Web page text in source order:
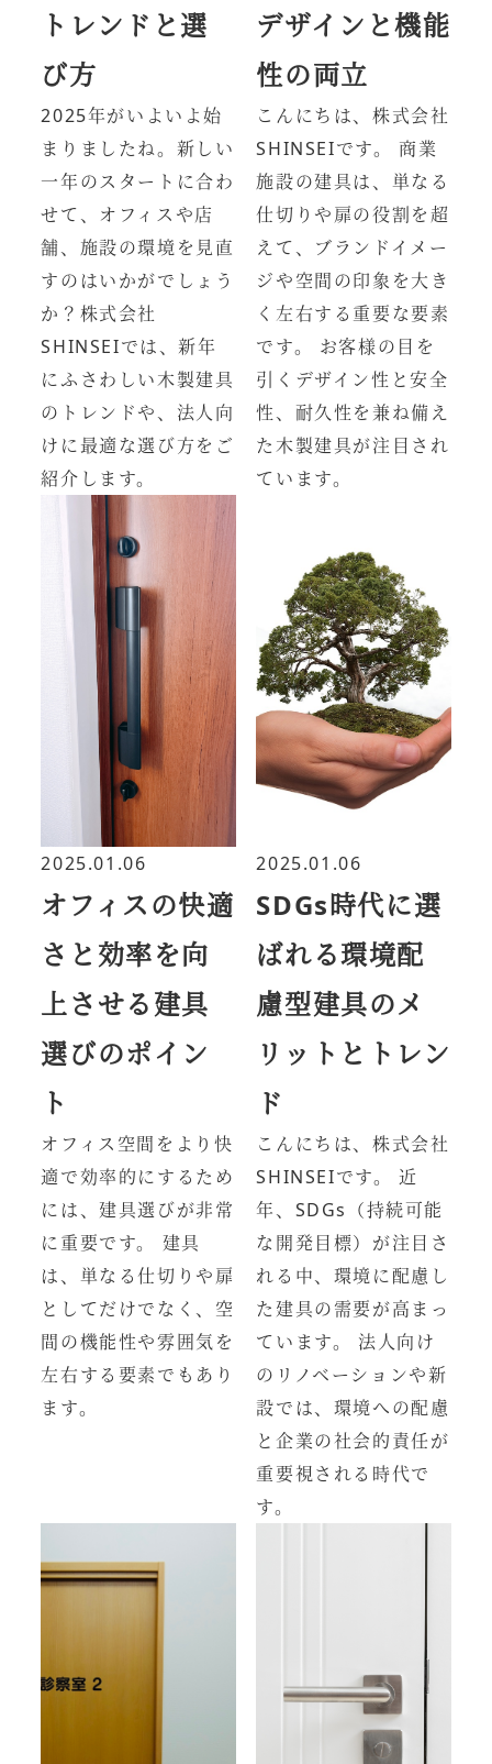
トレンドと選
び方
2025年がいよいよ始
まりましたね。新しい
一年のスタートに合わ
せて、オフィスや店
舗、施設の環境を見直
すのはいかがでしょう
か？株式会社
SHINSEIでは、新年
にふさわしい木製建具
のトレンドや、法人向
けに最適な選び方をご
紹介します。
デザインと機能
性の両立
こんにちは、株式会社
SHINSEIです。 商業
施設の建具は、単なる
仕切りや扉の役割を超
えて、ブランドイメー
ジや空間の印象を大き
く左右する重要な要素
です。 お客様の目を
引くデザイン性と安全
性、耐久性を兼ね備え
た木製建具が注目され
ています。
2025.01.06
オフィスの快適
さと効率を向
上させる建具
選びのポイン
ト
オフィス空間をより快
適で効率的にするため
には、建具選びが非常
に重要です。 建具
は、単なる仕切りや扉
としてだけでなく、空
間の機能性や雰囲気を
左右する要素でもあり
ます。
2025.01.06
SDGs時代に選
ばれる環境配
慮型建具のメ
リットとトレン
ド
こんにちは、株式会社
SHINSEIです。 近
年、SDGs（持続可能
な開発目標）が注目さ
れる中、環境に配慮し
た建具の需要が高まっ
ています。 法人向け
のリノベーションや新
設では、環境への配慮
と企業の社会的責任が
重要視される時代で
す。